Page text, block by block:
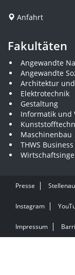
Anfahrt
Fakultäten
Angewandte
Angewandte
Architektur
Elektrotechnik
Gestaltung
Informatik und
Maschinenbau
THWS
Presse
Instagram
Impressum